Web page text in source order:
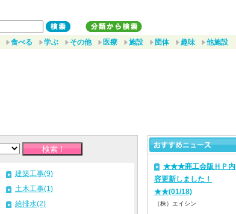
食べる 学ぶ その他 医療 施設 団体 趣味 他施設
建築工事(9)
土木工事(1)
給排水(2)
★★★商工会版ＨＰ内
容更新しました！
★★(01/18)
（株）エイシン